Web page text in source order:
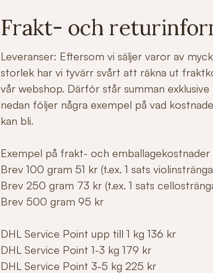
Frakt- och
Leveranser: Eftersom vi säljer varor av
storlek har vi tyvärr svårt att räkna ut
vår webshop. Därför står summan
nedan följer några exempel på vad
kan bli.
Exempel på frakt- och emballagekostnader
Brev 100 gram 51 kr (t.ex. 1 sats
Brev 250 gram 73 kr (t.ex. 1 sats
Brev 500 gram 95 kr
DHL Service Point upp till 1 kg 136 kr
DHL Service Point 1-3 kg 179 kr
DHL Service Point 3-5 kg 225 kr